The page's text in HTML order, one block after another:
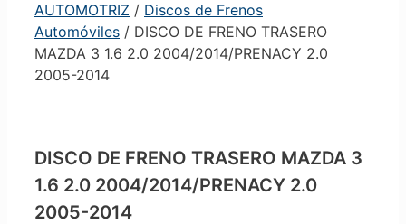
AUTOMOTRIZ / Discos de Frenos
Automóviles / DISCO DE FRENO TRASERO
MAZDA 3 1.6 2.0 2004/2014/PRENACY 2.0
2005-2014
DISCO DE FRENO TRASERO MAZDA 3
1.6 2.0 2004/2014/PRENACY 2.0
2005-2014